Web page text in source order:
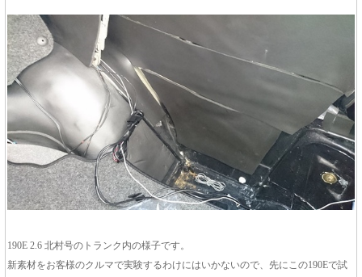
190E 2.6 北村号のトランク内の様子です。
新素材をお客様のクルマで実験するわけにはいかないので、先にこの190Eで試